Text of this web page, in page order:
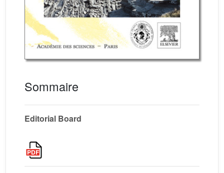
Sommaire
Editorial Board